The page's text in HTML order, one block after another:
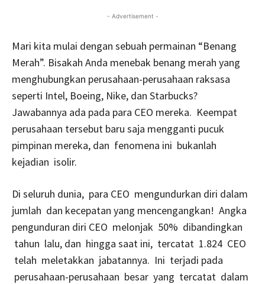
- Advertisement -
Mari kita mulai dengan sebuah permainan “Benang
Merah”. Bisakah Anda menebak benang merah yang
menghubungkan perusahaan-perusahaan raksasa
seperti Intel, Boeing, Nike, dan Starbucks?
Jawabannya ada pada para CEO mereka. Keempat
perusahaan tersebut baru saja mengganti pucuk
pimpinan mereka, dan fenomena ini bukanlah
kejadian isolir.
Di seluruh dunia, para CEO mengundurkan diri dalam
jumlah dan kecepatan yang mencengangkan! Angka
pengunduran diri CEO melonjak 50% dibandingkan
tahun lalu, dan hingga saat ini, tercatat 1.824 CEO
telah meletakkan jabatannya. Ini terjadi pada
perusahaan-perusahaan besar yang tercatat dalam